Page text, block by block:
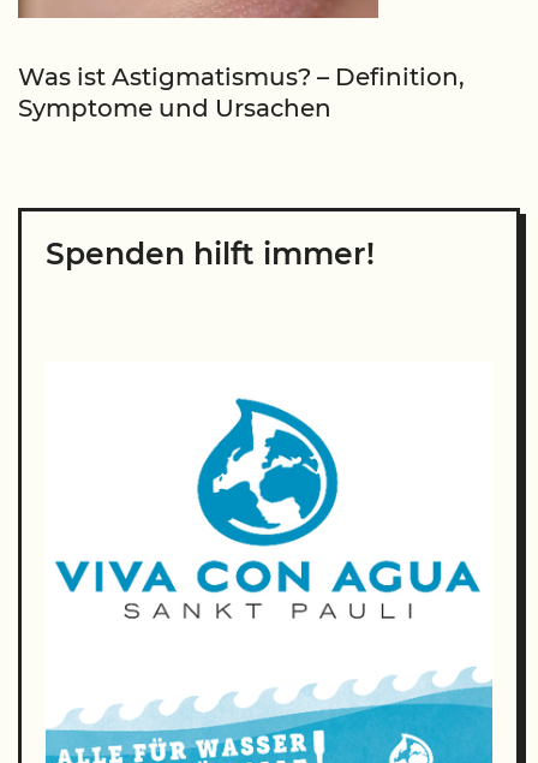
Was ist Astigmatismus? – Definition,
Symptome und Ursachen
Spenden hilft immer!